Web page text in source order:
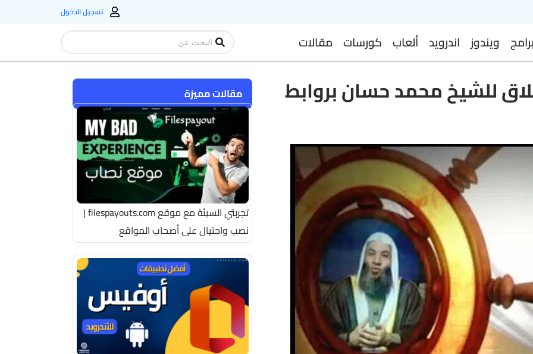
تسجيل الدخول
برامج ويندوز اندرويد ألعاب كورسات مقالات
Search
...
للشيخ محمد حسان بروابط
مقالات مميزة
تجربتي السيئة مع موقع filespayouts.com |
نصب واحتيال على أصحاب المواقع